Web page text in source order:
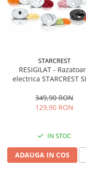
STARCREST
RESIGILAT -
electrica STARCREST
taiere, Negru
349,90 RON
129,90 RON
IN STOC
ADAUGA IN COS